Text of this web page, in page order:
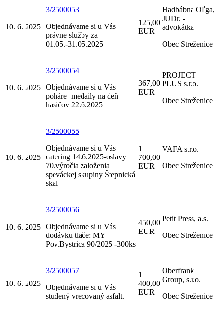
10. 6. 2025
3/2500053
Objednávame si u Vás
právne služby za
01.05.-31.05.2025
125,00
EUR
Hadbábna Oľga,
JUDr. -
advokátka
Obec Streženice
10. 6. 2025
3/2500054
Objednávame si u Vás
poháre+medaily na deň
hasičov 22.6.2025
367,00
EUR
PROJECT
PLUS s.r.o.
Obec Streženice
10. 6. 2025
3/2500055
Objednávame si u Vás
catering 14.6.2025-oslavy
70.výročia založenia
speváckej skupiny Štepnická
skal
1
700,00
EUR
VAFA s.r.o.
Obec Streženice
10. 6. 2025
3/2500056
Objednávame si u Vás
dodávku tlače: MY
Pov.Bystrica 90/2025 -300ks
450,00
EUR
Petit Press, a.s.
Obec Streženice
10. 6. 2025
3/2500057
Objednávame si u Vás
studený vrecovaný asfalt.
1
400,00
EUR
Oberfrank
Group, s.r.o.
Obec Streženice